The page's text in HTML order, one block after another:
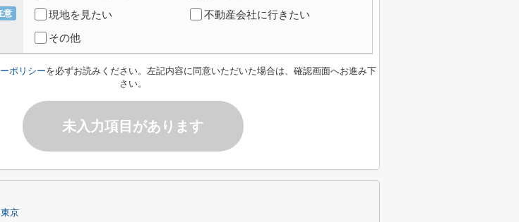
意
現地を見たい
不動産会社に行きたい
その他
ポリシーを必ずお読みください。左記内容に同意いただいた場合は、確認画面へお進み下
さい。
未入力項目があります
東京